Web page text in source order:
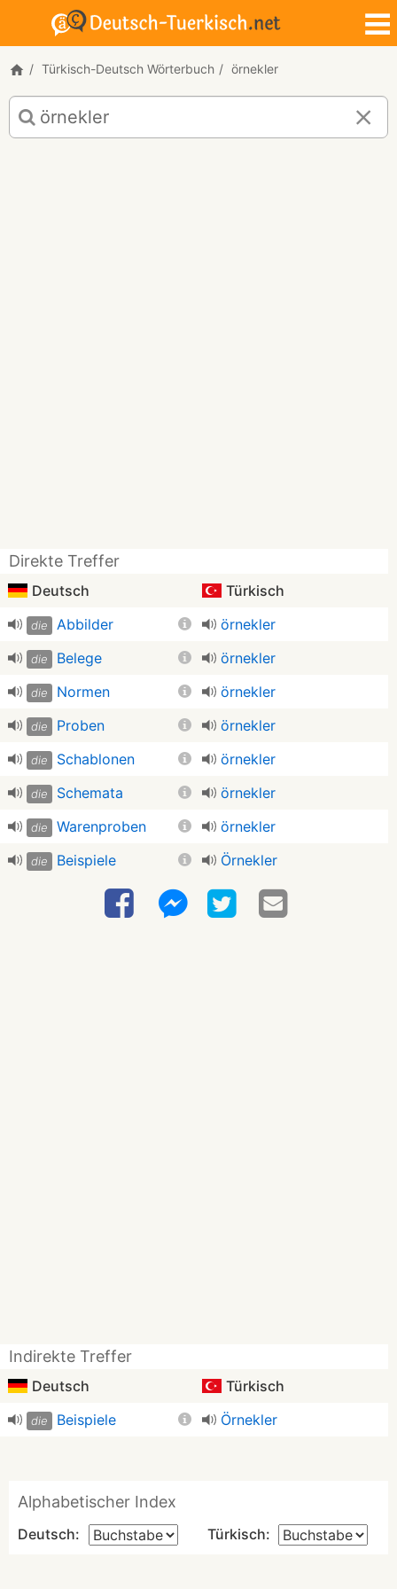
Türkisch-Deutsch Wörterbuch örnekler
Türkisch-
Deutsch
Übersetzung
Direkte Treffer
Deutsch Türkisch
die Abbilder örnekler
die Belege örnekler
die Normen örnekler
die Proben örnekler
die Schablonen örnekler
die Schemata örnekler
die Warenproben örnekler
die Beispiele Örnekler
Indirekte Treffer
Deutsch Türkisch
die Beispiele Örnekler
Alphabetischer Index
Deutsch: Türkisch: